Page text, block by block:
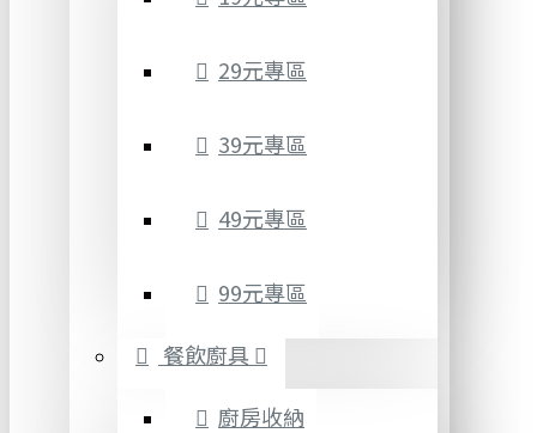
29元專區
39元專區
49元專區
99元專區
餐飲廚具
廚房收納